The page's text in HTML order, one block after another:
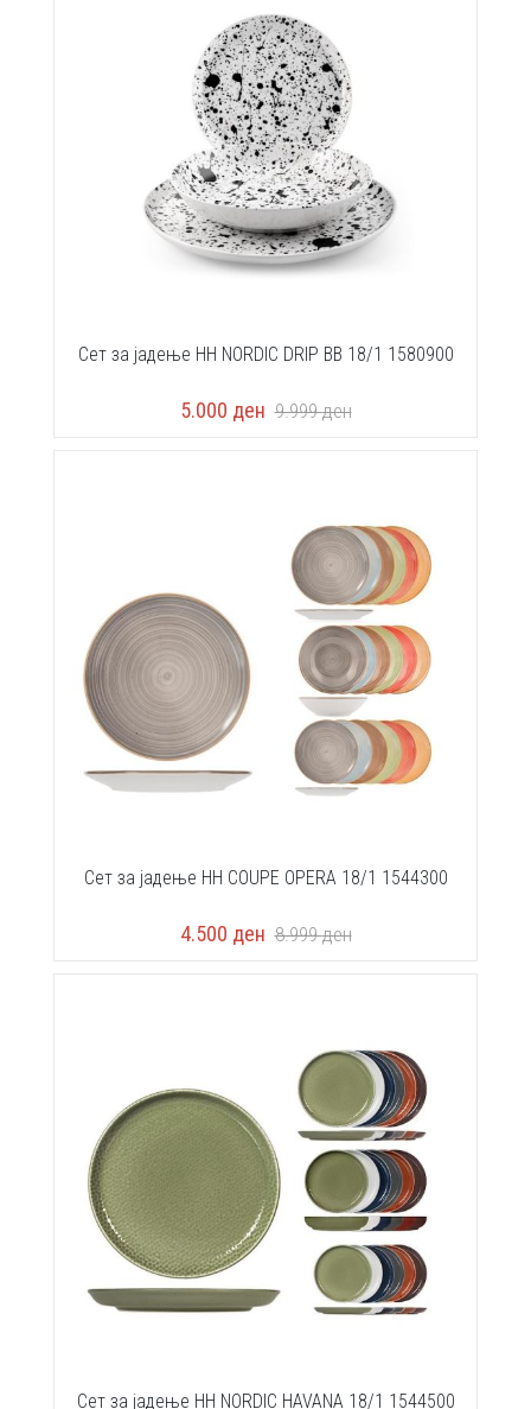
Сет за јадење HH NORDIC DRIP BB 18/1 1580900
5.000 ден 9.999ден
Сет за јадење HH COUPE OPERA 18/1 1544300
4.500 ден 8.999ден
Сет за јадење HH NORDIC HAVANA 18/1 1544500